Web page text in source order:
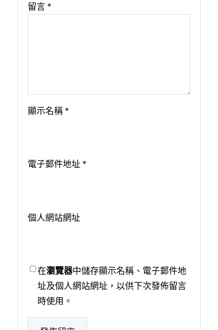
留言 *
顯示名稱 *
電子郵件地址 *
個人網站網址
在瀏覽器中儲存顯示名稱、電子郵件地
址及個人網站網址，以供下次發佈留言
時使用。